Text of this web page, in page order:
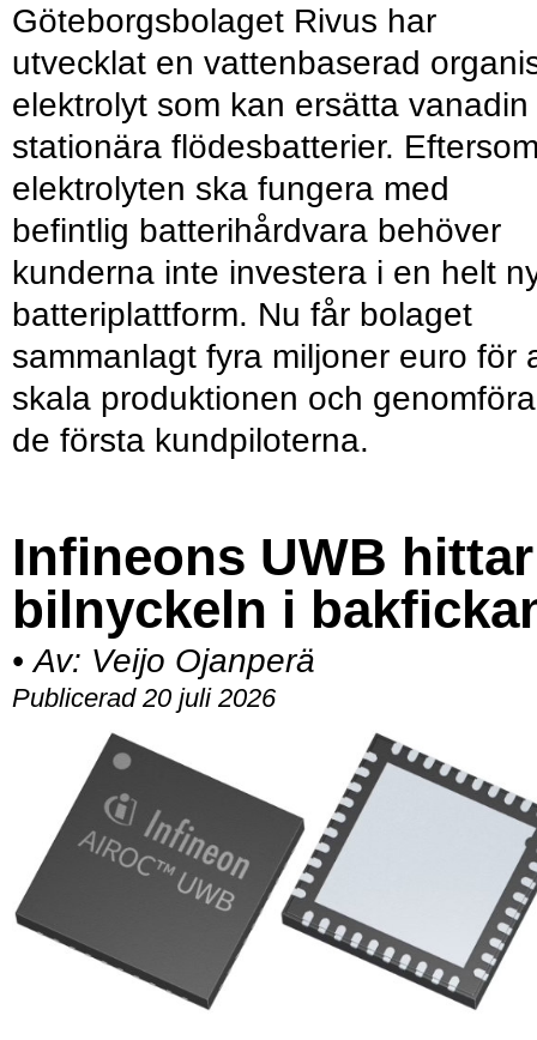
Göteborgsbolaget Rivus har
utvecklat en vattenbaserad
elektrolyt som kan ersätta vanadin
stationära flödesbatterier.
elektrolyten ska fungera med
befintlig batterihårdvara behöver
kunderna inte investera i en helt
batteriplattform. Nu får bolaget
sammanlagt fyra miljoner euro för
skala produktionen och genomföra
de första kundpiloterna.
Infineons UWB hittar
bilnyckeln i
• Av: Veijo Ojanperä
Publicerad 20 juli 2026